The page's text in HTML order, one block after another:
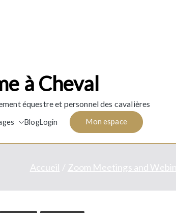
à Cheval
équestre et personnel des cavalières
BlogLogin Mon espace
Accueil Zoom Meetings and